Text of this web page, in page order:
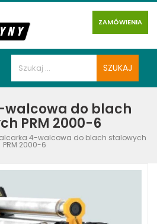
ZAMÓWIENIA
do blach
PRM 2000-6
4-walcowa do blach stalowych
PRM 2000-6